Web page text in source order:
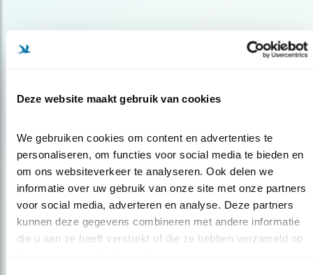
Deze website maakt gebruik van cookies
We gebruiken cookies om content en advertenties te
personaliseren, om functies voor social media te bieden en
om ons websiteverkeer te analyseren. Ook delen we
informatie over uw gebruik van onze site met onze partners
voor social media, adverteren en analyse. Deze partners
kunnen deze gegevens combineren met andere informatie
die u aan ze heeft verstrekt of die ze hebben verzameld op
Meld je aan en ontvang nieuws, inspiratie, acties en tips
over vogels en activiteiten van Vogelbescherming.
AANMELDEN VOGELNIEUWS
Volg ons via social media